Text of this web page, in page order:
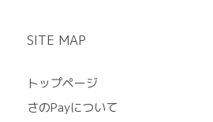
SITE MAP
トップページ
さのPayについて